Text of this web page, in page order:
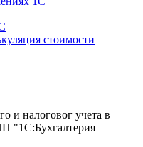
стоимости
и налоговог учета в